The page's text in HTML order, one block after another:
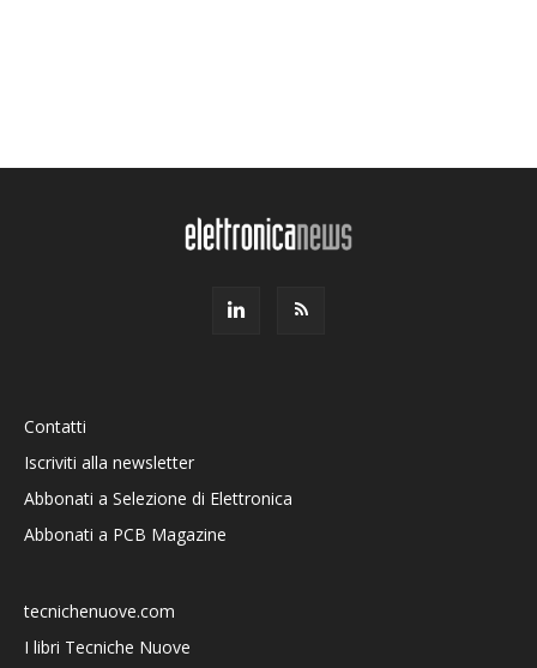
Contatti
Iscriviti alla newsletter
Abbonati a Selezione di Elettronica
Abbonati a PCB Magazine
tecnichenuove.com
I libri Tecniche Nuove